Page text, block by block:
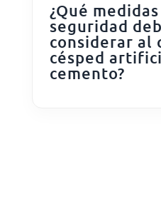
¿Qué
seguridad
considerar al
césped
cemento?